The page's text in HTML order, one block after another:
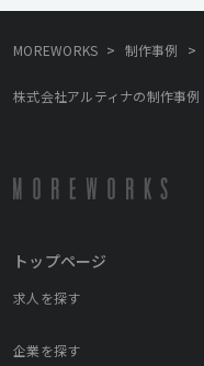
MOREWORKS > 制作事例 >
株式会社アルティナの制作事例
トップページ
求人を探す
企業を探す